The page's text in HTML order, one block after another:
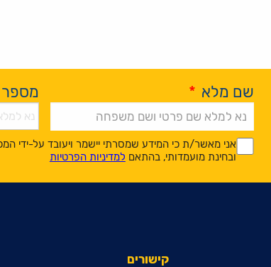
שם מלא * מספר
*
*
אני מאשר/ת כי המידע שמסרתי יישמר ויעובד על-ידי
ובחינת מועמדותי, בהתאם למדיניות הפרטיות
Alternative:
קישורים